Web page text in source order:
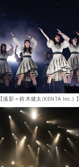
【撮影＝鈴木健太(KENTA Inc.) 】